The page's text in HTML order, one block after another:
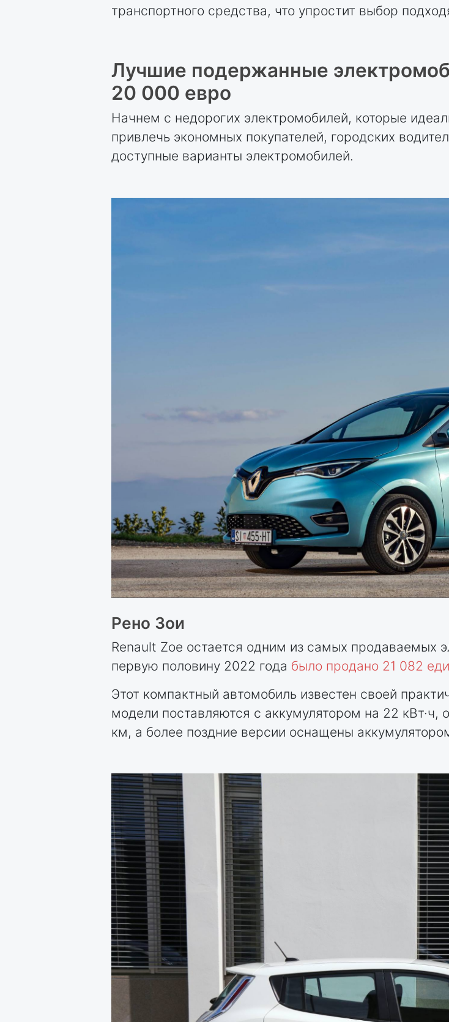
транспортного средства, что упростит выбор
Лучшие подержанные
20 000 евро
Начнем с недорогих электромобилей, которые
привлечь экономных покупателей, городских
доступные варианты электромобилей.
Рено Зои
Renault Zoe остается одним из самых продаваемых
первую половину 2022 года было продано 21 082
Этот компактный автомобиль известен своей
модели поставляются с аккумулятором на 22
км, а более поздние версии оснащены